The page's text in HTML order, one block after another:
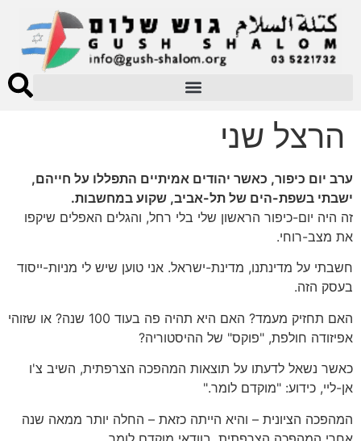
הרצל שני
ערב יום כיפור, כאשר יהודים אמיתיים התפללו על חייהם,
ישבתי בשפת-הים של תל-אביב, שקוע במחשבות.
זה היה יום-כיפור הראשון שלי בלי רחל, והגלים האפלים שיקפו
את מצב-רוחי.
חשבתי על מדינתנו, מדינת-ישראל. אני טוען שיש לי מניות-ייסוד
בעסק הזה.
האם תחזיק מעמד? האם היא תהיה פה בעוד 100 שנה? או שזוהי
אפיזודה חולפת, "פוקס" של ההיסטוריה?
כאשר נשאל לדעתו על תוצאות המהפכה הצרפתית, השיב צ'ו
אן-ליי, כידוע: "מוקדם לומר."
המהפכה הציונית – והיא הייתה כזאת – החלה יותר ממאה שנה